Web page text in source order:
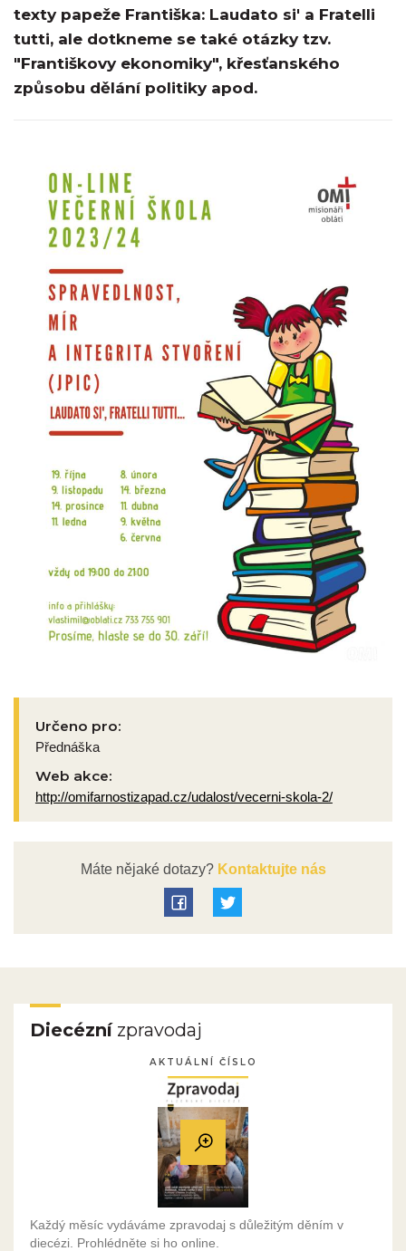
texty papeže Františka: Laudato si' a Fratelli
tutti, ale dotkneme se také otázky tzv.
"Františkovy ekonomiky", křesťanského
způsobu dělání politiky apod.
Určeno pro:
Přednáška
Web akce:
http://omifarnostizapad.cz/udalost/vecerni-skola-2/
Máte nějaké dotazy?Kontaktujte nás
Diecéznízpravodaj
AKTUÁLNÍ ČÍSLO
Každý měsíc vydáváme zpravodaj s důležitým děním v
diecézi. Prohlédněte si ho online.